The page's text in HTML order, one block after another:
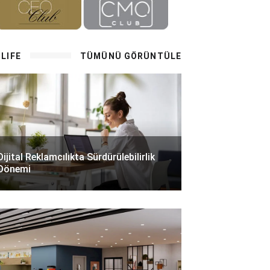
TÜMÜNÜ GÖRÜNTÜLE
Reklamcılıkta Sürdürülebilirlik